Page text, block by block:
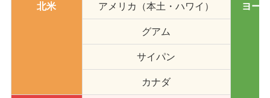
北米 アメリカ（本土・ハワイ） ヨー
グアム
サイパン
カナダ